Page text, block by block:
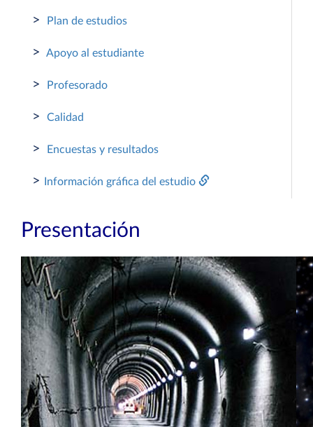
> Plan de estudios
> Apoyo al estudiante
> Profesorado
> Calidad
> Encuestas y resultados
> Información gráfica del estudio
Presentación